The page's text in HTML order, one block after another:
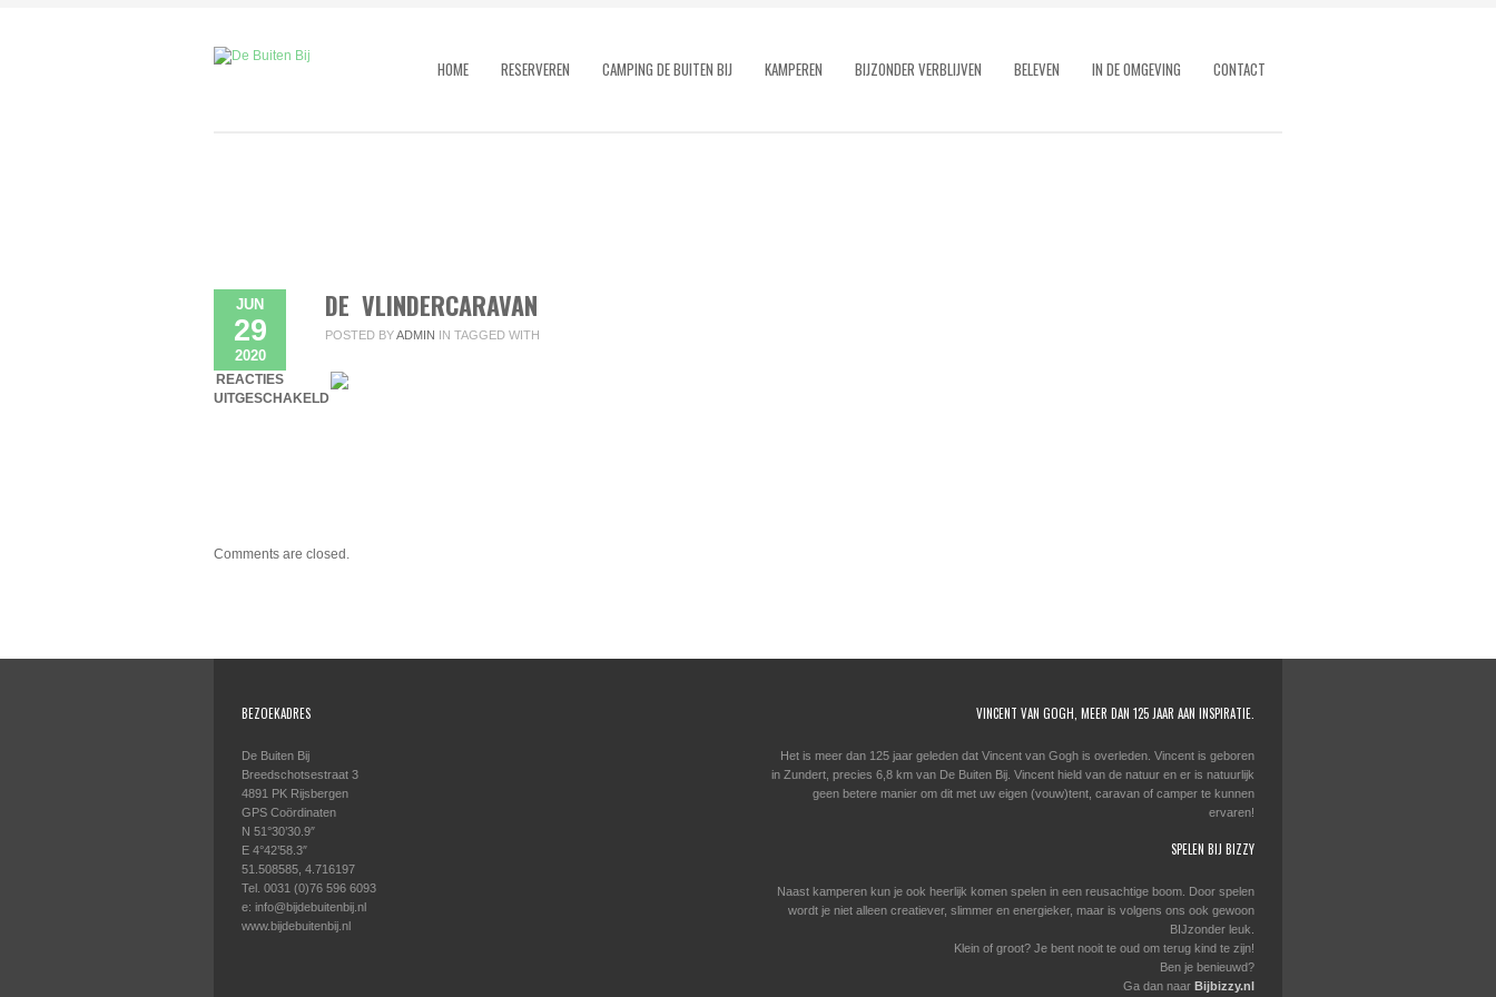
HOME RESERVEREN CAMPING DE BUITEN BIJ KAMPEREN BIJZONDER VERBLIJVEN BELEVEN IN DE OMGEVING CONTACT
JUN
29
2020
REACTIES
UITGESCHAKELD
DE VLINDERCARAVAN
POSTED BYADMIN IN TAGGED WITH
Comments are closed.
BEZOEKADRES
De Buiten Bij
Breedschotsestraat 3
4891 PK Rijsbergen
GPS Coördinaten
N 51°30’30.9″
E 4°42’58.3″
51.508585, 4.716197
Tel. 0031 (0)76 596 6093
e: info@bijdebuitenbij.nl
www.bijdebuitenbij.nl
VINCENT VAN GOGH, MEER DAN 125 JAAR AAN INSPIRATIE.
Het is meer dan 125 jaar geleden dat Vincent van Gogh is overleden. Vincent is geboren
in Zundert, precies 6,8 km van De Buiten Bij. Vincent hield van de natuur en er is natuurlijk
geen betere manier om dit met uw eigen (vouw)tent, caravan of camper te kunnen
ervaren!
SPELEN BIJ BIZZY
Naast kamperen kun je ook heerlijk komen spelen in een reusachtige boom. Door spelen
wordt je niet alleen creatiever, slimmer en energieker, maar is volgens ons ook gewoon
BIJzonder leuk.
Klein of groot? Je bent nooit te oud om terug kind te zijn!
Ben je benieuwd?
Ga dan naar Bijbizzy.nl